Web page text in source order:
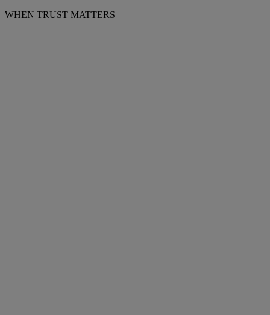
WHEN TRUST MATTERS